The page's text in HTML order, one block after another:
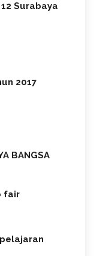
Surabaya
2017
BANGSA
fair